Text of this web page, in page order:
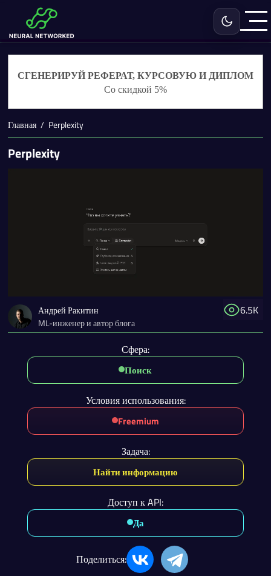
Включить
СГЕНЕРИРУЙ РЕФЕРАТ, КУРСОВУЮ И ДИПЛОМ
Со скидкой 5%
Главная Perplexity
Perplexity
6.5K
Андрей Ракитин
ML-инженер и автор блога
Сфера:
Поиск
Условия использования:
Freemium
Задача:
Найти информацию
Доступ к API:
Да
Поделиться: